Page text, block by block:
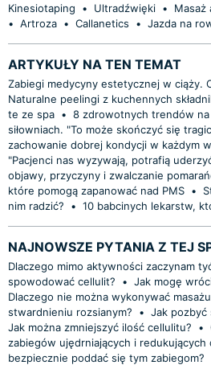
Kinesiotaping
• Ultradźwięki • Masaż
• Artroza • Callanetics • Jazda na
ARTYKUŁY NA TEN TEMAT
Zabiegi medycyny estetycznej w ciąży.
Naturalne peelingi z kuchennych
te ze spa • 8 zdrowotnych trendów na
siłowniach. "To może skończyć się
zachowanie dobrej kondycji w każdym
"Pacjenci nas wyzywają, potrafią
objawy, przyczyny i zwalczanie
które pomogą zapanować nad PMS •
nim radzić?
• 10 babcinych lekarstw,
NAJNOWSZE PYTANIA Z TEJ
Dlaczego mimo aktywności zaczynam
spowodować cellulit?
• Jak mogę
Dlaczego nie można wykonywać
stwardnieniu rozsianym?
• Jak pozbyć
Jak można zmniejszyć ilość cellulitu?
•
zabiegów ujędrniających i redukujących
bezpiecznie poddać się tym zabiegom?